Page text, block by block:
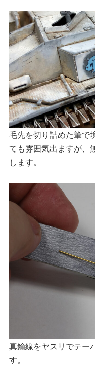
毛先を切り詰めた筆で
ても雰囲気出ますが、
します。
真鍮線をヤスリでテー
す。